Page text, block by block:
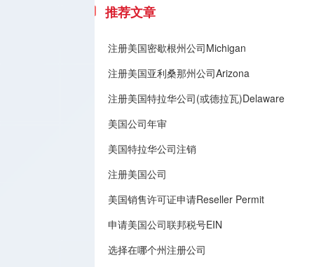
推荐文章
注册美国密歇根州公司Michigan
注册美国亚利桑那州公司Arizona
注册美国特拉华公司(或德拉瓦)Delaware
美国公司年审
美国特拉华公司注销
注册美国公司
美国销售许可证申请Reseller Permit
申请美国公司联邦税号EIN
选择在哪个州注册公司